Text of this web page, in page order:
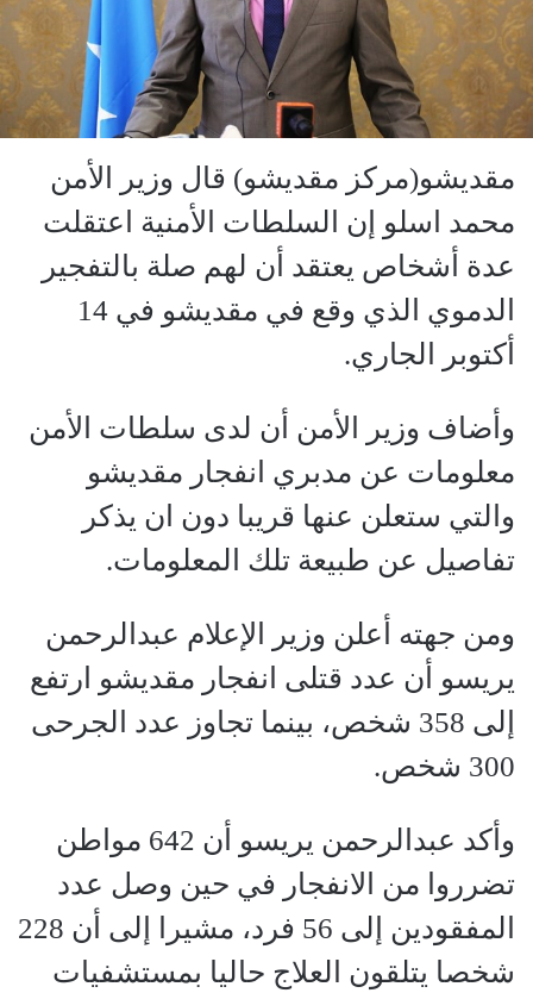
مقديشو(مركز مقديشو) قال وزير الأمن
محمد اسلو إن السلطات الأمنية اعتقلت
عدة أشخاص يعتقد أن لهم صلة بالتفجير
الدموي الذي وقع في مقديشو في 14
أكتوبر الجاري.
وأضاف وزير الأمن أن لدى سلطات الأمن
معلومات عن مدبري انفجار مقديشو
والتي ستعلن عنها قريبا دون ان يذكر
تفاصيل عن طبيعة تلك المعلومات.
ومن جهته أعلن وزير الإعلام عبدالرحمن
يريسو أن عدد قتلى انفجار مقديشو ارتفع
إلى 358 شخص، بينما تجاوز عدد الجرحى
300 شخص.
وأكد عبدالرحمن يريسو أن 642 مواطن
تضرروا من الانفجار في حين وصل عدد
المفقودين إلى 56 فرد، مشيرا إلى أن 228
شخصا يتلقون العلاج حاليا بمستشفيات